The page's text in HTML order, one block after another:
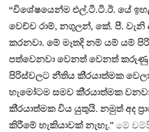
“විශේෂයෙන්ම එල්.ටී.ටී.ඊ. යේ
වෙච්ච රාම්, නගුලන්, කේ. පී. වැනි
කරනවා. මේ මෑතදි නම් යම් යම්
පත්වෙනවා වෙනත් වෙනත් කරුණු
පිරිස්වලට නීතිය කි‍්‍රයාත්මක
හැමෝටම සමව කි‍්‍රයාත්මක
කි‍්‍රයාත්මක විය යුතුයි. නමුත් අද
කිරීමේ හැකියාවක් නැහැ.” මේ